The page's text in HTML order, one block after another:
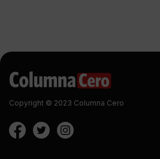
Copyright © 2023 Columna Cero